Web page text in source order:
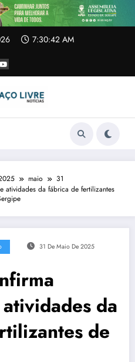
7:30:43 AM
maio
31
atividades da fábrica de fertilizantes
31 De Maio De 2025
da
de